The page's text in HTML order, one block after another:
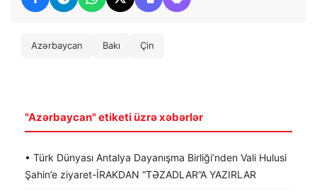
Azərbaycan Bakı Çin
"Azərbaycan" etiketi üzrə xəbərlər
• Türk Dünyası Antalya Dayanışma Birliği’nden Vali Hulusi
Şahin’e ziyaret-İRAKDAN “TƏZADLAR”A YAZIRLAR